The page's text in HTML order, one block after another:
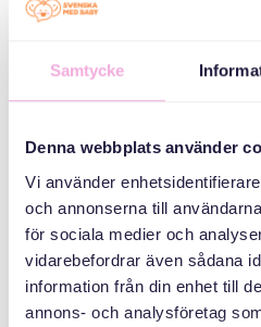
Samtycke
Denna webbplats använder
Vi använder
och annonserna till
för sociala medier och
vidarebefordrar även sådana
information från din enhet till
annons- och analysföretag
ኣኼባታት
ኣዳላዊ